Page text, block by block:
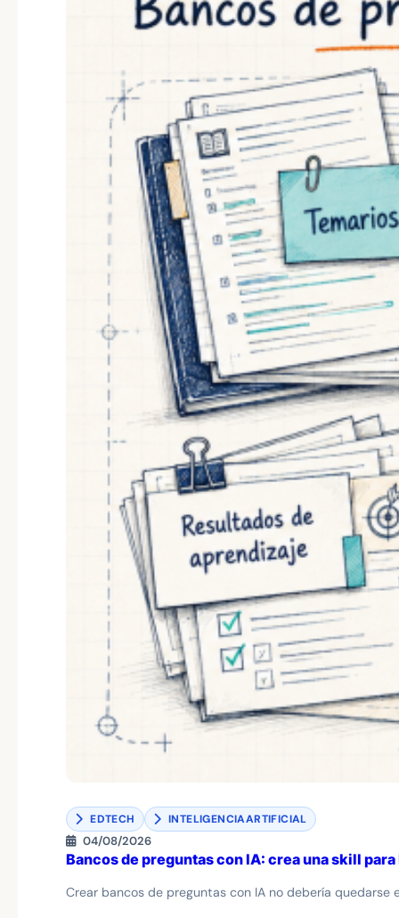
EDTECH INTELIGENCIAARTIFICIAL
04/08/2026
Bancos de preguntas con IA: crea una skill
Crear bancos de preguntas con IA no debería